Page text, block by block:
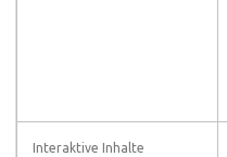
Interaktive Inhalte